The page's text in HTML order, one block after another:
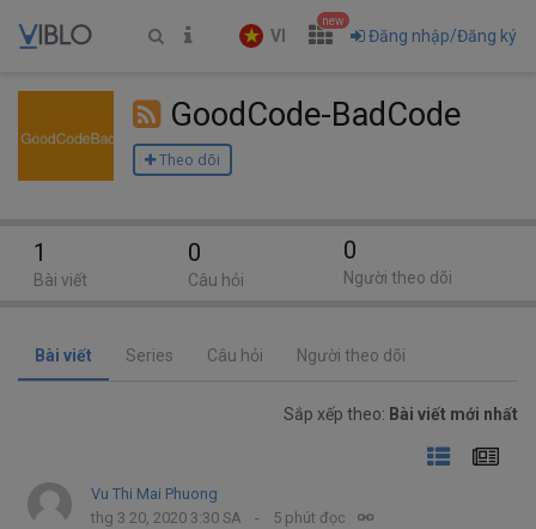
VI
new
Đăng nhập/Đăng ký
GoodCode-BadCode
Theo dõi
Bài viết Series Câu hỏi Người theo dõi
Sắp xếp theo: Bài viết mới nhất
Vu Thi Mai Phuong
thg 3 20, 2020 3:30 SA
5 phút đọc
1
Bài viết
0
Câu hỏi
0
Người theo dõi